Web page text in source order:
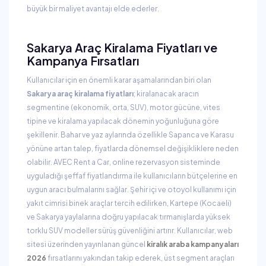
büyük bir maliyet avantajı elde ederler.
Sakarya Araç Kiralama Fiyatları ve
Kampanya Fırsatları
Kullanıcılar için en önemli karar aşamalarından biri olan
Sakarya araç kiralama fiyatları; kiralanacak aracın
segmentine (ekonomik, orta, SUV), motor gücüne, vites
tipine ve kiralama yapılacak dönemin yoğunluğuna göre
şekillenir. Bahar ve yaz aylarında özellikle Sapanca ve Karasu
yönüne artan talep, fiyatlarda dönemsel değişikliklere neden
olabilir. AVEC Rent a Car, online rezervasyon sisteminde
uyguladığı şeffaf fiyatlandırma ile kullanıcıların bütçelerine en
uygun aracı bulmalarını sağlar. Şehir içi ve otoyol kullanımı için
yakıt cimrisi binek araçlar tercih edilirken, Kartepe (Kocaeli)
ve Sakarya yaylalarına doğru yapılacak tırmanışlarda yüksek
torklu SUV modeller sürüş güvenliğini artırır. Kullanıcılar, web
sitesi üzerinden yayınlanan güncel kiralık araba kampanyaları
2026 fırsatlarını yakından takip ederek, üst segment araçları